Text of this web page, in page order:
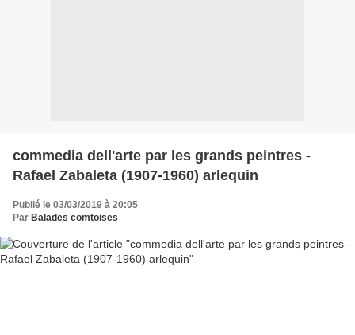
commedia dell'arte par les grands peintres -
Rafael Zabaleta (1907-1960) arlequin
Publié le 03/03/2019 à 20:05
Par Balades comtoises